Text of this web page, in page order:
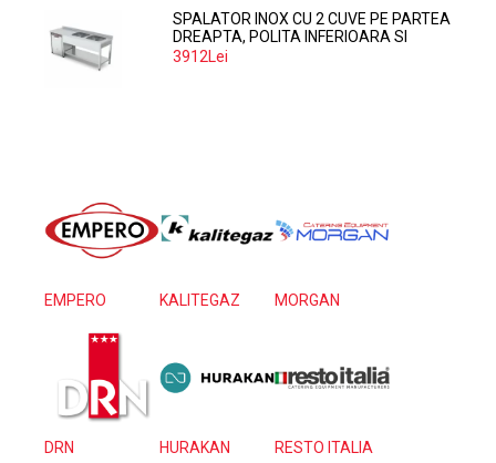
SPALATOR INOX CU 2 CUVE PE PARTEA
DREAPTA, POLITA INFERIOARA SI
SPATIU MASINA SPALAT 160*70*85
3912Lei
EMPERO KALITEGAZ MORGAN
DRN HURAKAN RESTO ITALIA